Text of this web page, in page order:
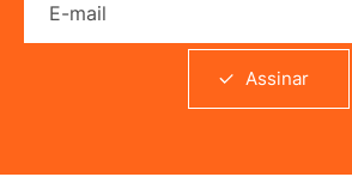
Assinar